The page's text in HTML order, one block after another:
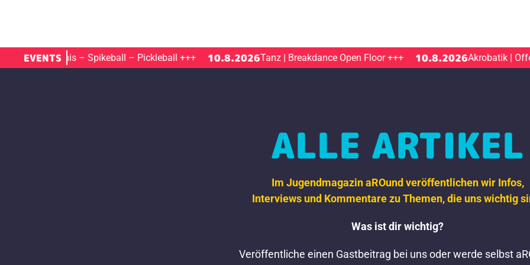
EVENTS
Ort | Tennis – Spikeball – Pickleball+++ 10.8.2026Tanz | Breakdance Open Floor+++ 10.8.2026Akrobatik | Offener
ALLE ARTIKEL
Im Jugendmagazin aROund veröffentlichen wir Infos,
Interviews und Kommentare zu Themen,die uns wichtig
Was ist dir wichtig?
Veröffentliche einen Gastbeitrag bei uns oder werde selbst